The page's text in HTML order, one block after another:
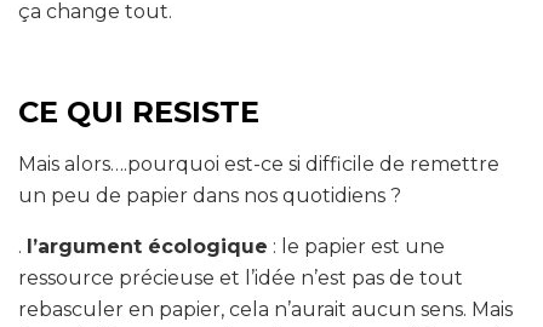
ça change tout.
CE QUI RESISTE
Mais alors….pourquoi est-ce si difficile de remettre
un peu de papier dans nos quotidiens ?
. l’argument écologique : le papier est une
ressource précieuse et l’idée n’est pas de tout
rebasculer en papier, cela n’aurait aucun sens. Mais